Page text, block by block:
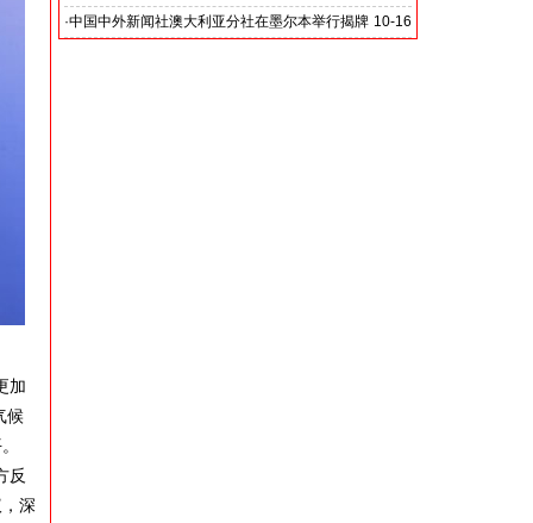
加
候
反
深
10-16
·中国中外新闻社澳大利亚分社在墨尔本举行揭牌